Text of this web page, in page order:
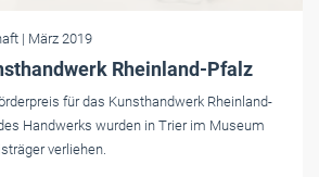
| März 2019
Rheinland-Pfalz
für das Kunsthandwerk Rheinland-
Handwerks wurden in Trier im Museum
verliehen.